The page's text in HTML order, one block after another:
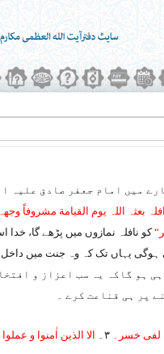
میں امام جعفر صادق علیہ
بعثہ اللہ یوم القیامة مشروفاً
کو نافلہ نمازوں میں پڑھے گا،
یہاں تک کہ وہ جنت میں داخل
ہو گاکہ یہ سب اعزاز و
پر ہی قناعت کرے ۔
لفی خسر۔ الا الذین اٰمنوا و